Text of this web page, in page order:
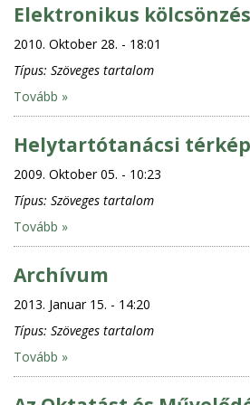
Elektronikus
2010. Oktober 28. - 18:01
Típus: Szöveges tartalom
Tovább »
Helytartótanácsi
2009. Oktober 05. - 10:23
Típus: Szöveges tartalom
Tovább »
Archívum
2013. Januar 15. - 14:20
Típus: Szöveges tartalom
Tovább »